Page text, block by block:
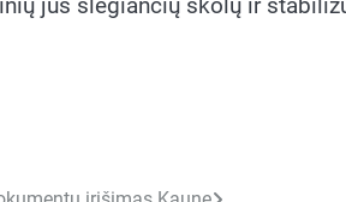
jus slegiančių skolų ir